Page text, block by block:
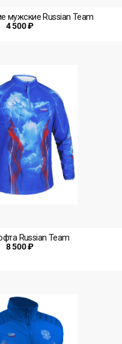
мужские Russian Team
4 500 ₽
Russian Team
8 500 ₽